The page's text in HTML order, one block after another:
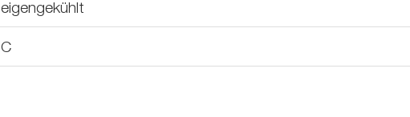
eigengekühlt
C